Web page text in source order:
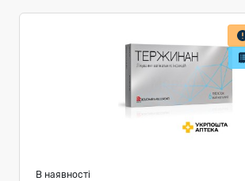
В наявності